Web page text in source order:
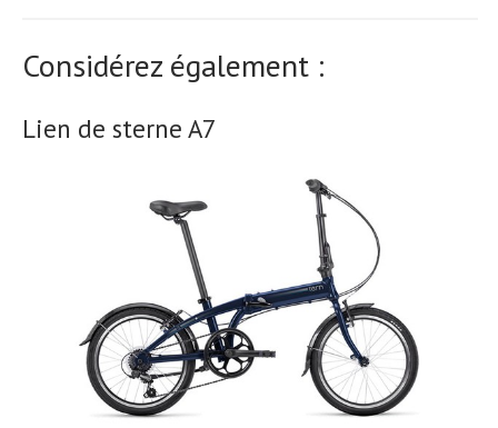
Considérez également :
Lien de sterne A7